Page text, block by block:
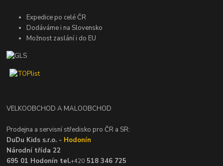
Expedice po celé ČR
Dodáváme i na Slovensko
Možnost zaslání i do EU
VELKOOBCHOD A MALOOBCHOD
Prodejna a servisní středisko pro ČR a SR:
DuDu Kids s.r.o. - Hodonín
Národní třída 22
695 01 Hodonín tel.+420 518 346 725